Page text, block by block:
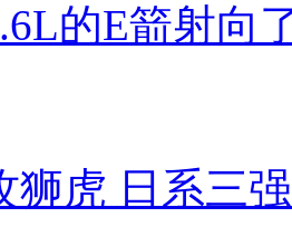
的E箭射向
狮虎 日系三